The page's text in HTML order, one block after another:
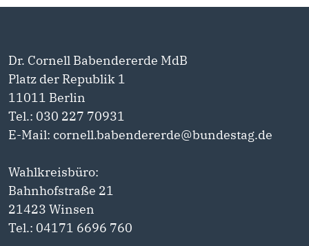
Dr. Cornell Babendererde MdB
Platz der Republik 1
11011 Berlin
Tel.: 030 227 70931
E-Mail: cornell.babendererde@bundestag.de
Wahlkreisbüro:
Bahnhofstraße 21
21423 Winsen
Tel.: 04171 6696 760